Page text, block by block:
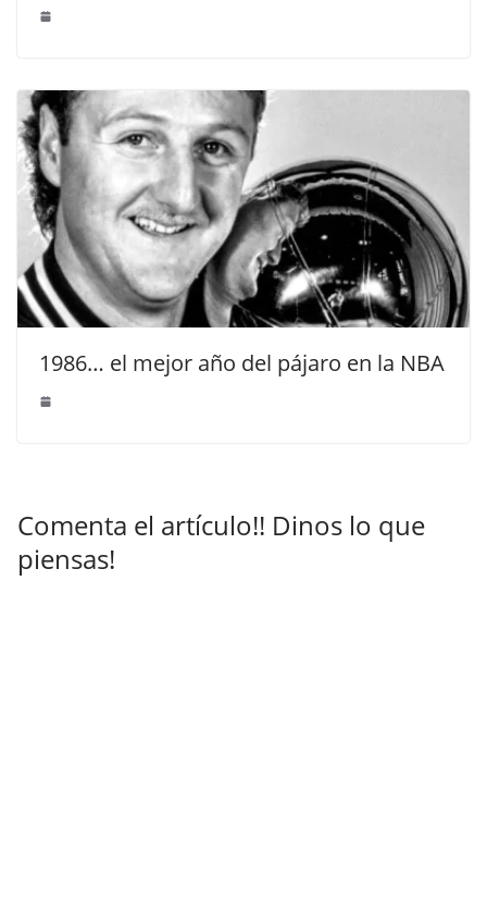
1986… el mejor año del pájaro en la NBA
Comenta el artículo!! Dinos lo que
piensas!